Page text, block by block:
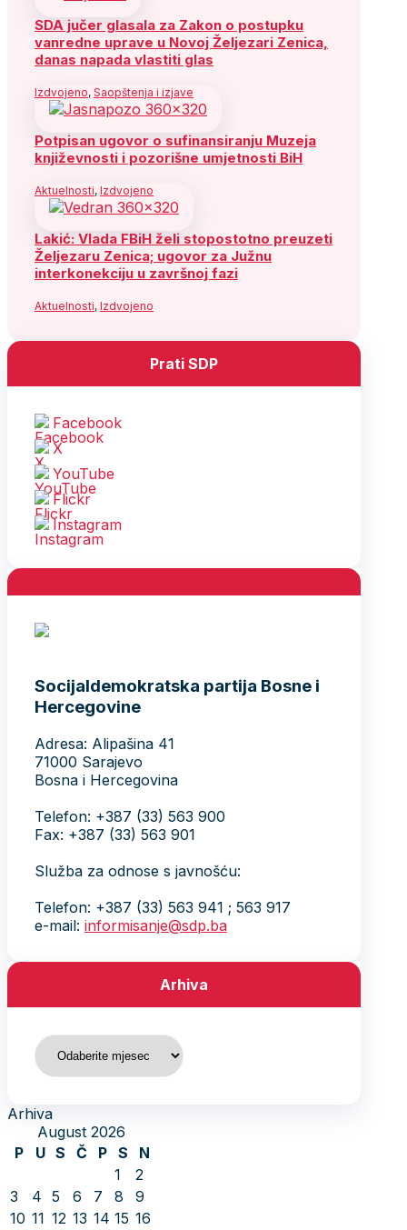
SDA jučer glasala za Zakon o postupku
vanredne uprave u Novoj Željezari Zenica,
danas napada vlastiti glas
Izdvojeno, Saopštenja i izjave
Potpisan ugovor o sufinansiranju Muzeja
književnosti i pozorišne umjetnosti BiH
Aktuelnosti, Izdvojeno
Lakić: Vlada FBiH želi stopostotno preuzeti
Željezaru Zenica; ugovor za Južnu
interkonekciju u završnoj fazi
Aktuelnosti, Izdvojeno
Prati SDP
Facebook
X
YouTube
Flickr
Instagram
Socijaldemokratska partija Bosne i
Hercegovine
Adresa: Alipašina 41
71000 Sarajevo
Bosna i Hercegovina
Telefon: +387 (33) 563 900
Fax: +387 (33) 563 901
Služba za odnose s javnošću:
Telefon: +387 (33) 563 941 ; 563 917
e-mail: informisanje@sdp.ba
Arhiva
Arhiva
Arhiva
August 2026
P
U S Č P S
N
1
2
3
4 5 6 7 8
9
10 11 12 13 14 15 16